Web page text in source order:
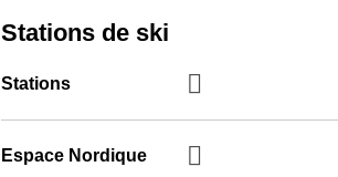
Stations de ski
Stations
Espace Nordique